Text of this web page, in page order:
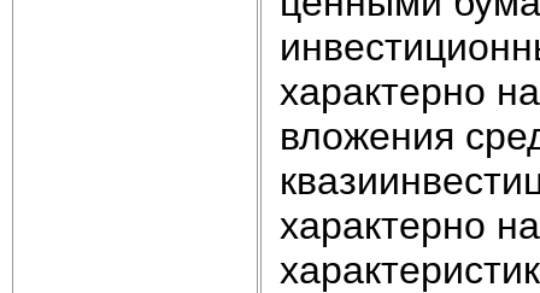
характерно
вложения
характерно